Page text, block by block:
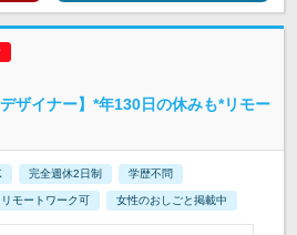
ザイナー】*年130日の休みも*リモー
完全週休2日制 学歴不問
リモートワーク可 女性のおしごと掲載中